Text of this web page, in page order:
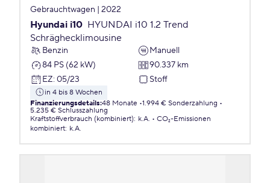
Gebrauchtwagen | 2022
Hyundai i10 HYUNDAI i10 1.2 Trend
Schräghecklimousine
Benzin
Manuell
84 PS (62 kW)
90.337 km
EZ: 05/23 Stoff
in 4 bis 8 Wochen
Finanzierungsdetails:48 Monate 1.994 € Sonderzahlung
5.235 € Schlusszahlung
Kraftstoffverbrauch (kombiniert): k.A.
CO₂-Emissionen
kombiniert: k.A.